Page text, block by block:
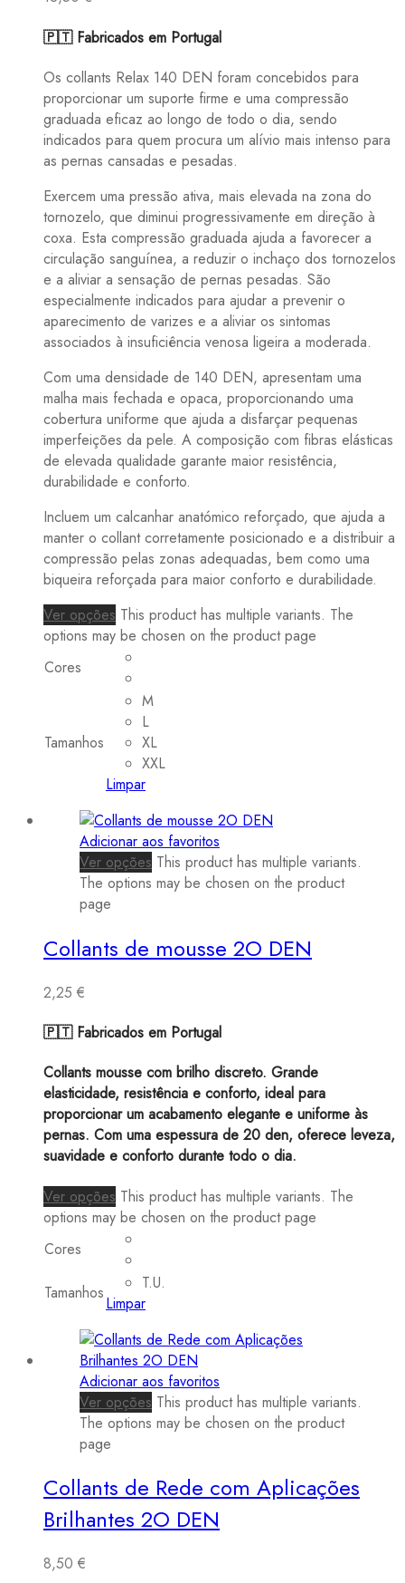
🇵🇹 Fabricados em Portugal
Os collants Relax 140 DEN foram concebidos para
proporcionar um suporte firme e uma compressão
graduada eficaz ao longo de todo o dia, sendo
indicados para quem procura um alívio mais intenso para
as pernas cansadas e pesadas.
Exercem uma pressão ativa, mais elevada na zona do
tornozelo, que diminui progressivamente em direção à
coxa. Esta compressão graduada ajuda a favorecer a
circulação sanguínea, a reduzir o inchaço dos tornozelos
e a aliviar a sensação de pernas pesadas. São
especialmente indicados para ajudar a prevenir o
aparecimento de varizes e a aliviar os sintomas
associados à insuficiência venosa ligeira a moderada.
Com uma densidade de 140 DEN, apresentam uma
malha mais fechada e opaca, proporcionando uma
cobertura uniforme que ajuda a disfarçar pequenas
imperfeições da pele. A composição com fibras elásticas
de elevada qualidade garante maior resistência,
durabilidade e conforto.
Incluem um calcanhar anatómico reforçado, que ajuda a
manter o collant corretamente posicionado e a distribuir a
compressão pelas zonas adequadas, bem como uma
biqueira reforçada para maior conforto e durabilidade.
Ver opções This product has multiple variants. The
options may be chosen on the product page
Cores
Tamanhos
M
L
XL
XXL
Limpar
Adicionar aos favoritos
Ver opções This product has multiple variants.
The options may be chosen on the product
page
Collants de mousse 2O DEN
2,25 €
🇵🇹 Fabricados em Portugal
Collants mousse com brilho discreto. Grande
elasticidade, resistência e conforto, ideal para
proporcionar um acabamento elegante e uniforme às
pernas. Com uma espessura de 20 den, oferece leveza,
suavidade e conforto durante todo o dia.
Ver opções This product has multiple variants. The
options may be chosen on the product page
Cores
Tamanhos
T.U.
Limpar
Adicionar aos favoritos
Ver opções This product has multiple variants.
The options may be chosen on the product
page
Collants de Rede com Aplicações
Brilhantes 2O DEN
8,50 €